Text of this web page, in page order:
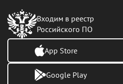
Входим в реестр
Российского ПО
App Store
Google Play